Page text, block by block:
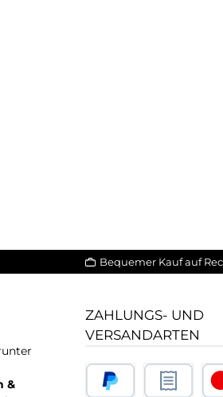
Bequemer Kauf auf
&
ZAHLUNGS- UND
VERSANDARTEN